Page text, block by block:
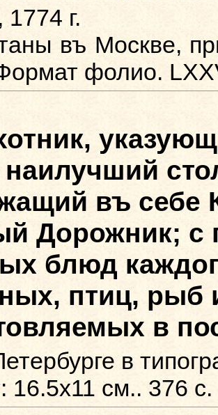
г.
въ Москве,
фолио.
наилучший
въ себе
Дорожник; с
блюд
птиц, рыб
в
в
16.5x11 см.. 376